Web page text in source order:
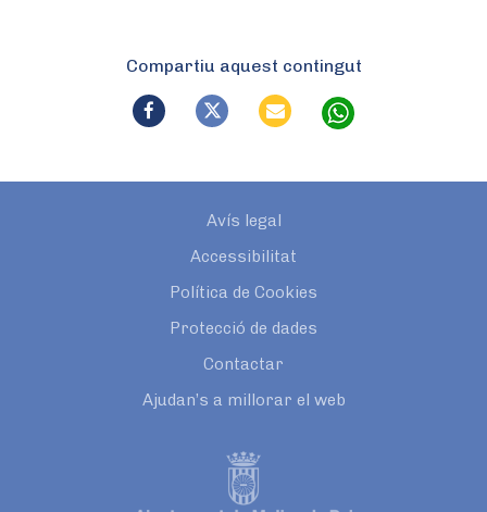
Compartiu aquest contingut
Avís legal
Accessibilitat
Política de Cookies
Protecció de dades
Contactar
Ajudan’s a millorar el web